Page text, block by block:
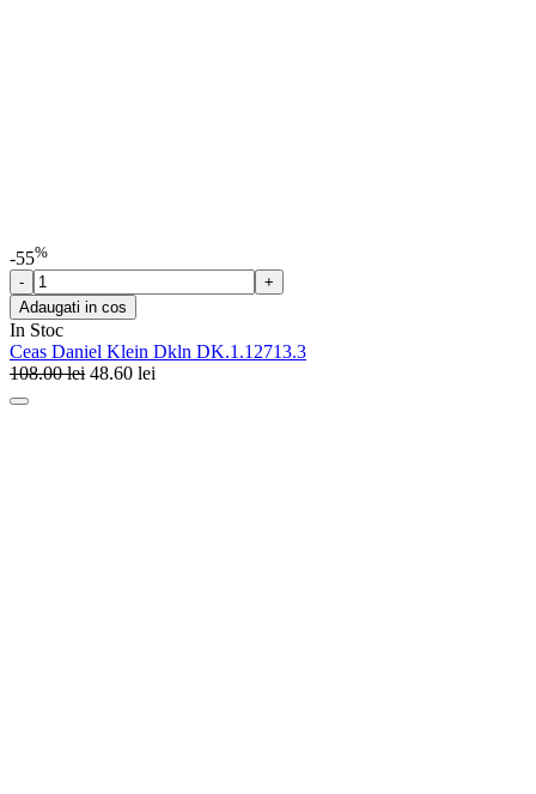
-55%
Adaugati in cos
In Stoc
Ceas Daniel Klein Dkln DK.1.12713.3
108.00 lei 48.60 lei